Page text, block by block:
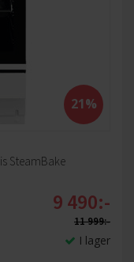
21%
SteamBake
9 490:-
11 999:-
I lager